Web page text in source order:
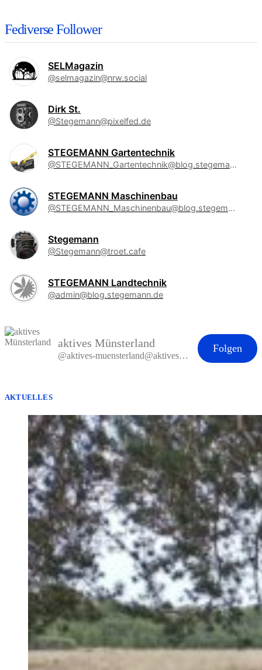
Fediverse Follower
SELMagazin
@selmagazin@nrw.social
Dirk St.
@Stegemann@pixelfed.de
STEGEMANN Gartentechnik
@STEGEMANN_Gartentechnik@blog.stegemann.de
STEGEMANN Maschinenbau
@STEGEMANN_Maschinenbau@blog.stegemann.de
Stegemann
@Stegemann@troet.cafe
STEGEMANN Landtechnik
@admin@blog.stegemann.de
aktives Münsterland
@aktives-muensterland@aktives-muensterland.de
Folgen
AKTUELLES